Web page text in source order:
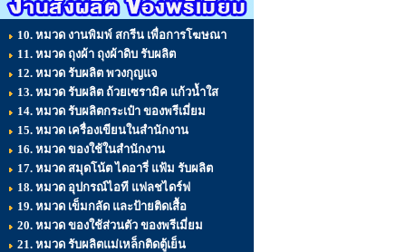
10. หมวด งานพิมพ์ สกรีน เพื่อการโฆษณา
11. หมวด ถุงผ้า ถุงผ้าดิบ รับผลิต
12. หมวด รับผลิต พวงกุญแจ
13. หมวด รับผลิต ถ้วยเซรามิค แก้วน้ำใส
14. หมวด รับผลิตกระเป๋า ของพรีเมี่ยม
15. หมวด เครื่องเขียนในสำนักงาน
16. หมวด ของใช้ในสำนักงาน
17. หมวด สมุดโน้ต ไดอารี่ แฟ้ม รับผลิต
18. หมวด อุปกรณ์ไอที แฟลชไดร์ฟ
19. หมวด เข็มกลัด และป้ายติดเสื้อ
20. หมวด ของใช้ส่วนตัว ของพรีเมี่ยม
21. หมวด รับผลิตแม่เหล็กติดตู้เย็น